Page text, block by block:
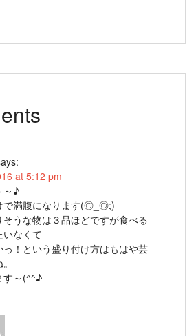
at 5:12 pm
～♪
で満腹になります(◎_◎;)
そうな物は３品ほどですが食べる
いなくて
っ！という盛り付け方はもはや芸
す～(^^♪